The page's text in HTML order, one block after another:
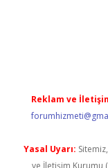
Reklam ve
Yasal Uyarı:
ve İletişim Kurumu